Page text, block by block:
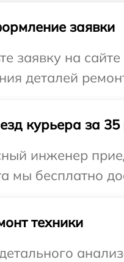
заявки
заявку на
деталей
курьера за 35
инженер
мы бесплатно
техники